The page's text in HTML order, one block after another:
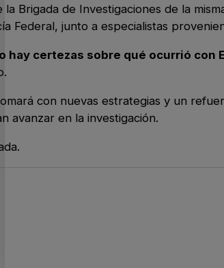
la Brigada de Investigaciones de la
Federal, junto a especialistas
hay certezas sobre qué ocurrió con
con nuevas estrategias y un
avanzar en la investigación.